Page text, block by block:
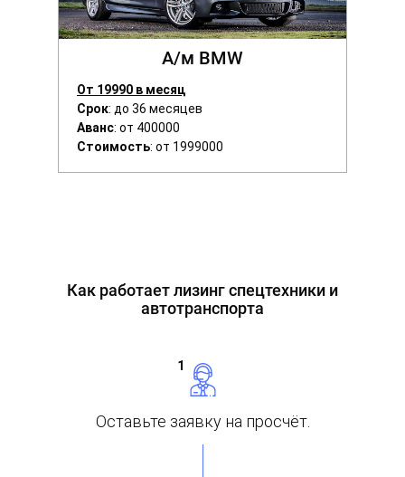
А/м BMW
От 19990 в месяц
Срок: до 36 месяцев
Аванс: от 400000
Стоимость: от 1999000
Как работает лизинг спецтехники и
автотранспорта
Оставьте заявку на просчёт.